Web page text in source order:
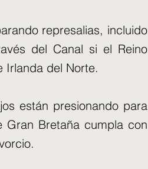
represalias, incluido
del Canal si el Reino
Irlanda del Norte.
están presionando para
Bretaña cumpla con